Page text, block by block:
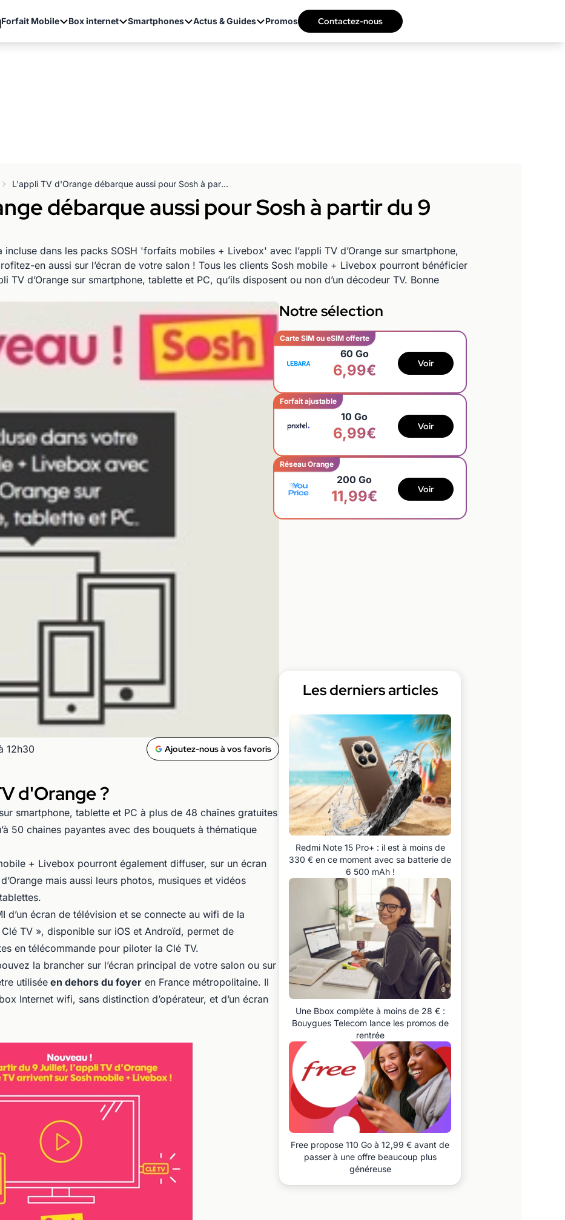
Forfait Mobile Box internet Smartphones Actus & Guides Promos Contactez-nous
L'appli TV d'Orange débarque aussi pour Sosh à partir du 9 juillet
débarque aussi pour Sosh à partir du 9
dans les packs SOSH 'forfaits mobiles + Livebox' avec l’appli TV d’Orange sur smartphone,
en aussi sur l’écran de votre salon ! Tous les clients Sosh mobile + Livebox pourront bénéficier
TV d’Orange sur smartphone, tablette et PC, qu’ils disposent ou non d’un décodeur TV. Bonne
12h30 Ajoutez-nous à vos favoris
d'Orange ?
smartphone, tablette et PC à plus de 48 chaînes gratuites
50 chaines payantes avec des bouquets à thématique
+ Livebox pourront également diffuser, sur un écran
mais aussi leurs photos, musiques et vidéos
d’un écran de télévision et se connecte au wifi de la
TV », disponible sur iOS et Androïd, permet de
en télécommande pour piloter la Clé TV.
la brancher sur l’écran principal de votre salon ou sur
utilisée en dehors du foyer en France métropolitaine. Il
Internet wifi, sans distinction d’opérateur, et d’un écran
Notre sélection
Carte SIM ou eSIM offerte
60 Go
6,99€ Voir
Forfait ajustable
10 Go
6,99€ Voir
Réseau Orange
200 Go
11,99€ Voir
Les derniers articles
Redmi Note 15 Pro+ : il est à moins de
330 € en ce moment avec sa batterie de
6 500 mAh !
Une Bbox complète à moins de 28 € :
Bouygues Telecom lance les promos de
rentrée
Free propose 110 Go à 12,99 € avant de
passer à une offre beaucoup plus
généreuse